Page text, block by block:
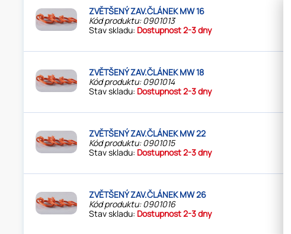
ZVĚTŠENÝ ZAV.ČLÁNEK MW 16
Kód produktu: 0901013
Stav skladu: Dostupnost 2-3 dny
ZVĚTŠENÝ ZAV.ČLÁNEK MW 18
Kód produktu: 0901014
Stav skladu: Dostupnost 2-3 dny
ZVĚTŠENÝ ZAV.ČLÁNEK MW 22
Kód produktu: 0901015
Stav skladu: Dostupnost 2-3 dny
ZVĚTŠENÝ ZAV.ČLÁNEK MW 26
Kód produktu: 0901016
Stav skladu: Dostupnost 2-3 dny